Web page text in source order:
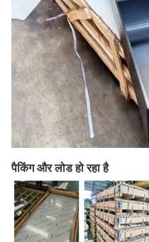
पैकिंग और लोड हो रहा है